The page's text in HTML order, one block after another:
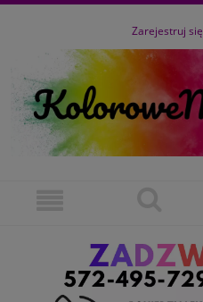
Zarejestruj się